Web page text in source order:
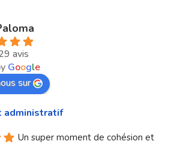
avis
Google
sur
administratif
Un super moment de cohésion et